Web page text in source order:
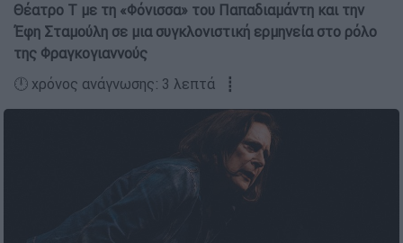
Θέατρο Τ με τη «Φόνισσα» του Παπαδιαμάντη και την
Έφη Σταμούλη σε μια συγκλονιστική ερμηνεία στο ρόλο
της Φραγκογιαννούς
🕛 χρόνος ανάγνωσης: 3 λεπτά ┋